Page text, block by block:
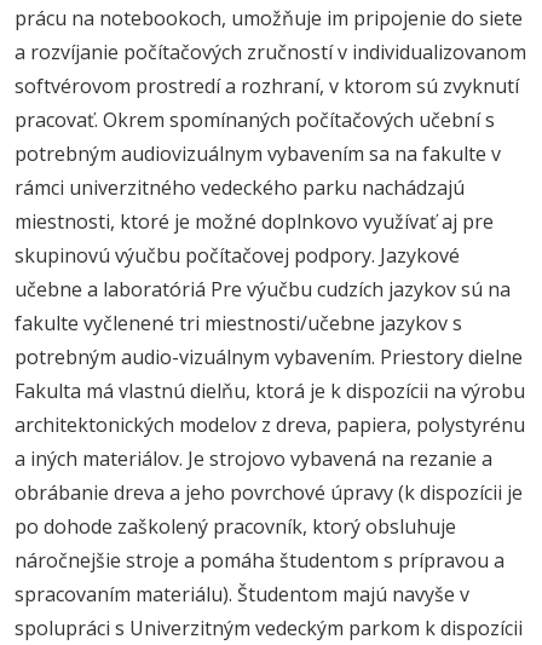
prácu na notebookoch, umožňuje im pripojenie do siete
a rozvíjanie počítačových zručností v individualizovanom
softvérovom prostredí a rozhraní, v ktorom sú zvyknutí
pracovať. Okrem spomínaných počítačových učební s
potrebným audiovizuálnym vybavením sa na fakulte v
rámci univerzitného vedeckého parku nachádzajú
miestnosti, ktoré je možné doplnkovo využívať aj pre
skupinovú výučbu počítačovej podpory. Jazykové
učebne a laboratóriá Pre výučbu cudzích jazykov sú na
fakulte vyčlenené tri miestnosti/učebne jazykov s
potrebným audio-vizuálnym vybavením. Priestory dielne
Fakulta má vlastnú dielňu, ktorá je k dispozícii na výrobu
architektonických modelov z dreva, papiera, polystyrénu
a iných materiálov. Je strojovo vybavená na rezanie a
obrábanie dreva a jeho povrchové úpravy (k dispozícii je
po dohode zaškolený pracovník, ktorý obsluhuje
náročnejšie stroje a pomáha študentom s prípravou a
spracovaním materiálu). Študentom majú navyše v
spolupráci s Univerzitným vedeckým parkom k dispozícii